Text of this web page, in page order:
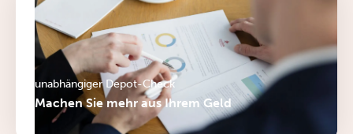
unabhängiger Depot-Check
Machen Sie mehr aus Ihrem Geld